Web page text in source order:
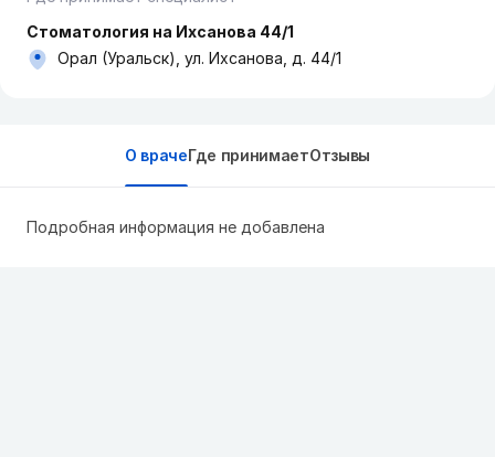
Стоматология на Ихсанова 44/1
Орал (Уральск), ул. Ихсанова, д. 44/1
О врачеГде принимаетОтзывы
Подробная информация не добавлена